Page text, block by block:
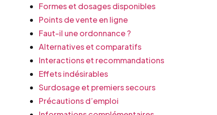
Formes et dosages disponibles
Points de vente en ligne
Faut-il une ordonnance ?
Alternatives et comparatifs
Interactions et recommandations
Effets indésirables
Surdosage et premiers secours
Précautions d’emploi